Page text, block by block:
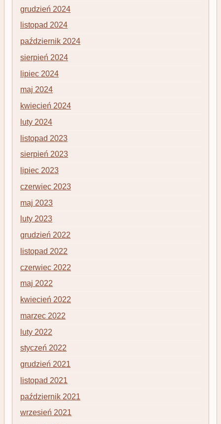
grudzień 2024
listopad 2024
październik 2024
sierpień 2024
lipiec 2024
maj 2024
kwiecień 2024
luty 2024
listopad 2023
sierpień 2023
lipiec 2023
czerwiec 2023
maj 2023
luty 2023
grudzień 2022
listopad 2022
czerwiec 2022
maj 2022
kwiecień 2022
marzec 2022
luty 2022
styczeń 2022
grudzień 2021
listopad 2021
październik 2021
wrzesień 2021